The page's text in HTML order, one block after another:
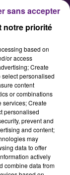
à
est
un
un
notre priorité
based on
or access
Create
personalised
content
or combinations
services; Create
personalised
prevent and
and content;
may
data to offer
actively
combine data from
sans accepter